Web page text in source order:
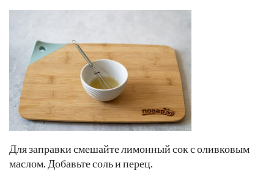
Для заправки смешайте лимонный сок с оливковым
маслом. Добавьте соль и перец.